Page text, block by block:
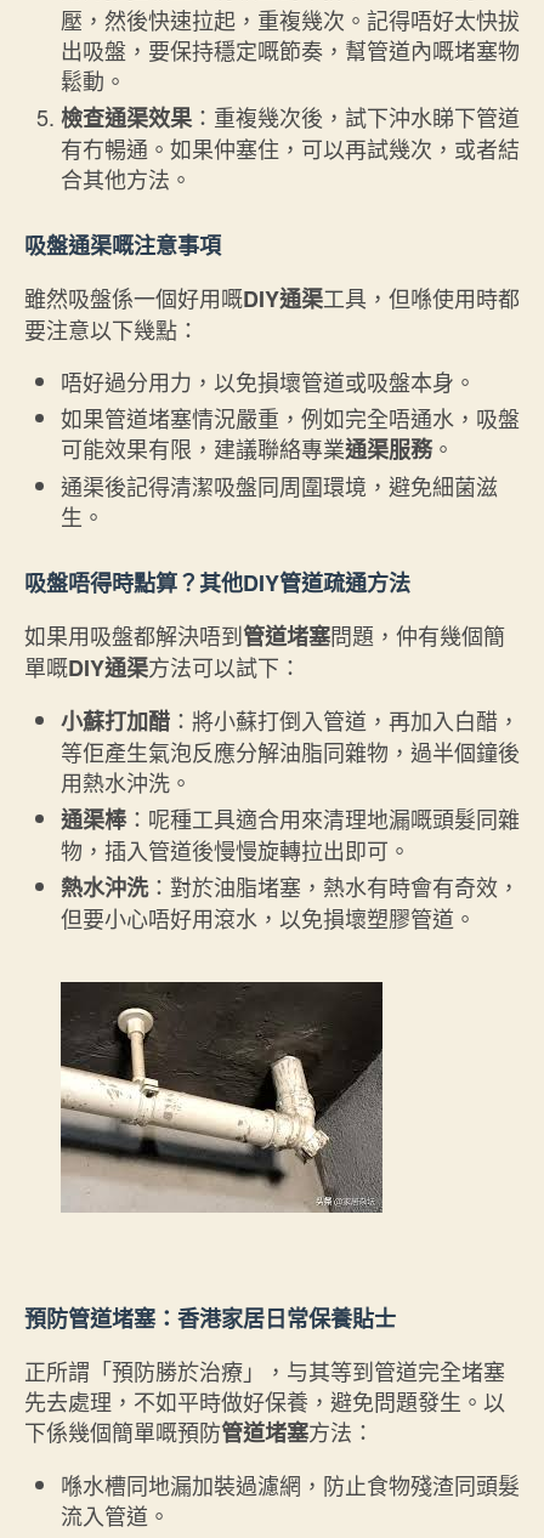
壓，然後快速拉起，重複幾次。記得唔好太快拔
出吸盤，要保持穩定嘅節奏，幫管道內嘅堵塞物
鬆動。
檢查通渠效果 ：重複幾次後，試下沖水睇下管道
有冇暢通。如果仲塞住，可以再試幾次，或者結
合其他方法。
吸盤通渠嘅注意事項
雖然吸盤係一個好用嘅DIY通渠工具，但喺使用時都
要注意以下幾點：
唔好過分用力，以免損壞管道或吸盤本身。
如果管道堵塞情況嚴重，例如完全唔通水，吸盤
可能效果有限，建議聯絡專業通渠服務 。
通渠後記得清潔吸盤同周圍環境，避免細菌滋
生。
吸盤唔得時點算？其他DIY管道疏通方法
如果用吸盤都解決唔到管道堵塞問題，仲有幾個簡
單嘅DIY通渠方法可以試下：
小蘇打加醋 ：將小蘇打倒入管道，再加入白醋，
等佢產生氣泡反應分解油脂同雜物，過半個鐘後
用熱水沖洗。
通渠棒：呢種工具適合用來清理地漏嘅頭髮同雜
物，插入管道後慢慢旋轉拉出即可。
熱水沖洗：對於油脂堵塞，熱水有時會有奇效，
但要小心唔好用滾水，以免損壞塑膠管道。
預防管道堵塞：香港家居日常保養貼士
正所謂「預防勝於治療」，与其等到管道完全堵塞
先去處理，不如平時做好保養，避免問題發生。以
下係幾個簡單嘅預防管道堵塞方法：
喺水槽同地漏加裝過濾網，防止食物殘渣同頭髮
流入管道。